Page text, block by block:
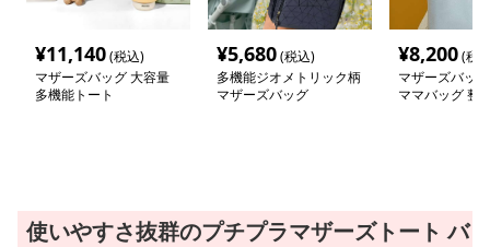
¥11,140(税込)
マザーズバッグ 大容量
多機能トート
¥5,680(税込)
多機能ジオメトリック柄
マザーズバッグ
¥8,200(税
マザーズバッ
ママバッグ 整
使いやすさ抜群のプチプラマザーズトート バ